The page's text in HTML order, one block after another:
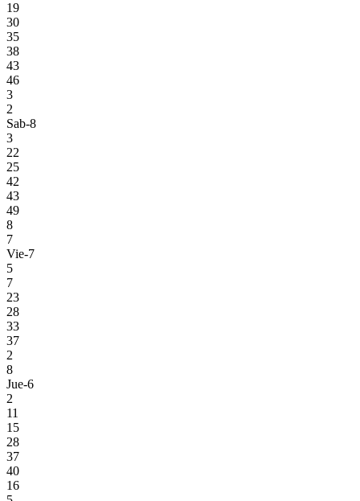
19
30
35
38
43
46
3
2
Sab-8
3
22
25
42
43
49
8
7
Vie-7
5
7
23
28
33
37
2
8
Jue-6
2
11
15
28
37
40
16